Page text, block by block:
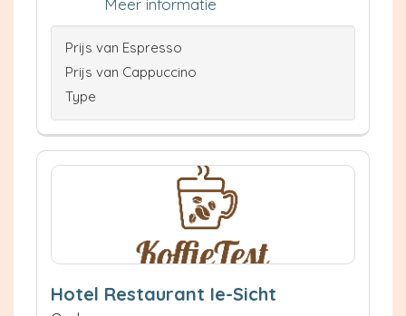
Prijs van Espresso
Prijs van Cappuccino
Type
Hotel Restaurant Ie-Sicht